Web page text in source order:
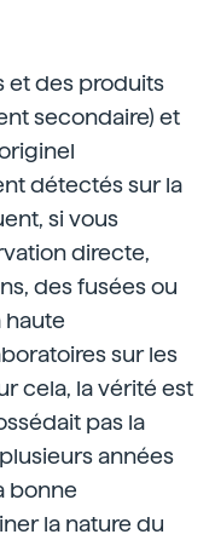
et des produits
secondaire) et
détectés sur la
si vous
directe,
des fusées ou
haute
sur les
cela, la vérité est
pas la
années
bonne
la nature du